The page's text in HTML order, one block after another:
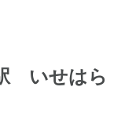
いせはら